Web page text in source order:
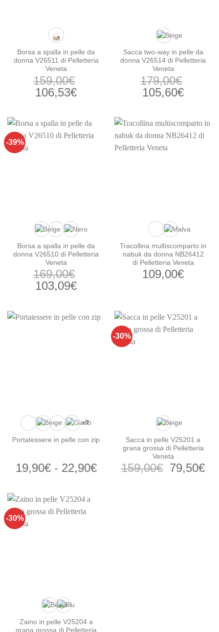
Borsa a spalla in pelle da
donna V26511 di Pelletteria
Veneta
159,00€
Il
era:
159,00€.
106,53€Il
è:
106,53€.
Sacca two-way in pelle da
donna V26514 di Pelletteria
Veneta
179,00€
Il
era:
179,00€.
105,60€Il
è:
-39%
Borsa a spalla in pelle da
donna V26510 di Pelletteria
Veneta
169,00€
Il
era:
103,09€Il
è:
103,09€.
Tracollina multiscomparto in
nabuk da donna NB26412
di Pelletteria Veneta
109,00€
+7
Portatessere in pelle con zip
19,90€ - 22,90€Fascia
-30%
Sacca in pelle V25201 a
grana grossa di Pelletteria
Veneta
159,00€ Il
79,50€Il
-30%
Zaino in pelle V25204 a
grana grossa di Pelletteria